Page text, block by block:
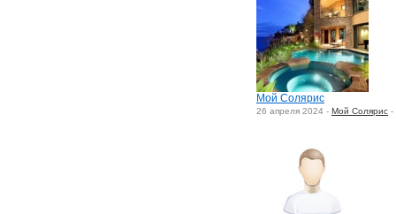
Мой Солярис
26 апреля 2024 - Мой Солярис -